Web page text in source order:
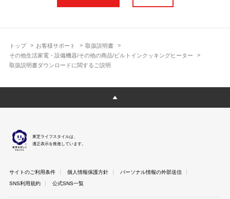
トップ お客様サポート
取扱説明書
その他生活家電・設備機器/その他の商品/ビルトインクッキングヒーター
取扱説明書ダウンロードに関するご説明
説明書が作成された時点での基準に応じた内容となっております
明書以外の印刷物が同梱されている場合がありますが、本サイト
ではそれらを全て公開しておりませんのであらかじめご了承くだ
さい。
ございますのであらかじめご了承ください。
のであらかじめご了承ください。
東芝ライフスタイルは、
適正表示を推進しています。
サイトのご利用条件 個人情報保護方針
パーソナル情報の外部送信
SNS利用規約
公式SNS一覧